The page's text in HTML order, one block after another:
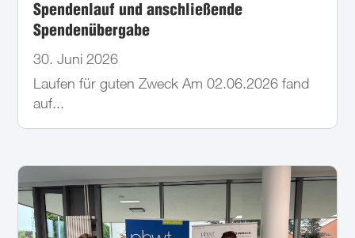
Spendenlauf und anschließende
Spendenübergabe
30. Juni 2026
Laufen für guten Zweck Am 02.06.2026 fand
auf...